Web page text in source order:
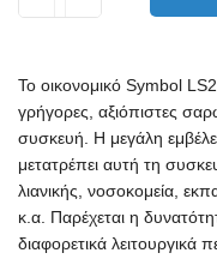
Το οικονομικό Symbol
γρήγορες, αξιόπιστες
συσκευή. Η μεγάλη
μετατρέπει αυτή τη
λιανικής, νοσοκομεία,
κ.α. Παρέχεται η
διαφορετικά λειτουργικά